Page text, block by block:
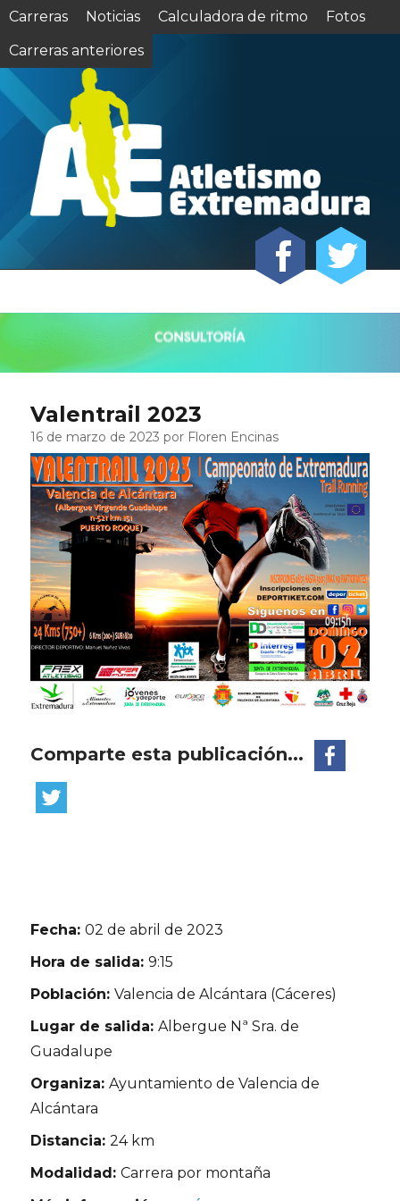
Carreras Noticias Calculadora de ritmo
Fotos
Carreras anteriores
Valentrail 2023
16 de marzo de 2023 por Floren Encinas
Comparte esta publicación...
Fecha:02 de abril de 2023
Hora de salida:9:15
Población:Valencia de Alcántara (Cáceres)
Lugar de salida:Albergue Nª Sra. de
Guadalupe
Organiza:Ayuntamiento de Valencia de
Alcántara
Distancia:24 km
Modalidad:Carrera por montaña